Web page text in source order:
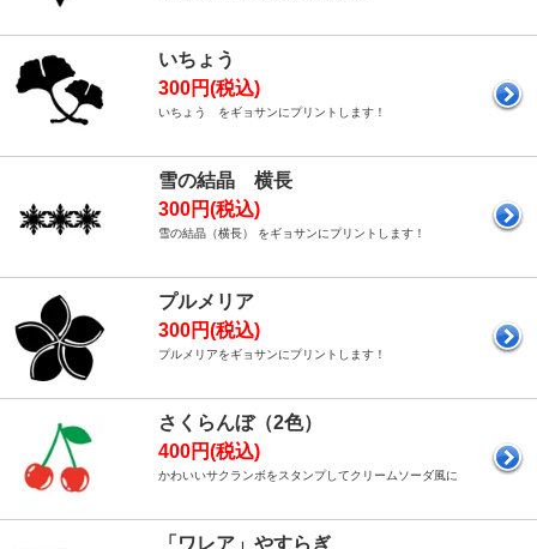
いちょう
300円(税込)
いちょう をギョサンにプリントします！
雪の結晶 横長
300円(税込)
雪の結晶（横長） をギョサンにプリントします！
プルメリア
300円(税込)
プルメリアをギョサンにプリントします！
さくらんぼ（2色）
400円(税込)
かわいいサクランボをスタンプしてクリームソーダ風に
「ワレア」やすらぎ